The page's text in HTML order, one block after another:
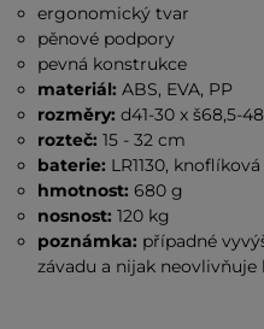
ergonomický tvar
pěnové podpory
pevná konstrukce
materiál: ABS, EVA, PP
rozměry: d41-30 x š68,5-
rozteč:15 - 32 cm
baterie: LR1130, knoflíková
hmotnost:680 g
nosnost: 120 kg
poznámka: případné
závadu a nijak